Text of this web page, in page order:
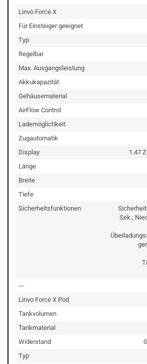
Linvo Force X
Für Einsteiger geeignet
Typ
Regelbar
Max. Ausgangsleistung
Akkukapazität
Gehäusematerial
AirFlow Control
Lademöglichkeit
Zugautomatik
Display
1.47
Länge
Breite
Tiefe
Sicherheitsfunktionen
Sek.,
---
Linvo Force X Pod
Tankvolumen
Tankmaterial
Widerstand
Typ